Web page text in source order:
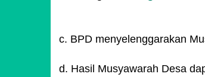
c. BPD menyelenggarakan
d. Hasil Musyawarah Desa